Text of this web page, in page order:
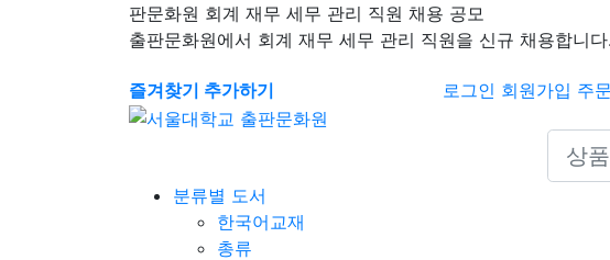
판문화원 회계 재무 세무 관리 직원 채용 공모
출판문화원에서 회계 재무 세무 관리 직원을 신규 채용합니
즐겨찾기 추가하기 로그인 회원가입 주
분류별 도서
한국어교재
총류